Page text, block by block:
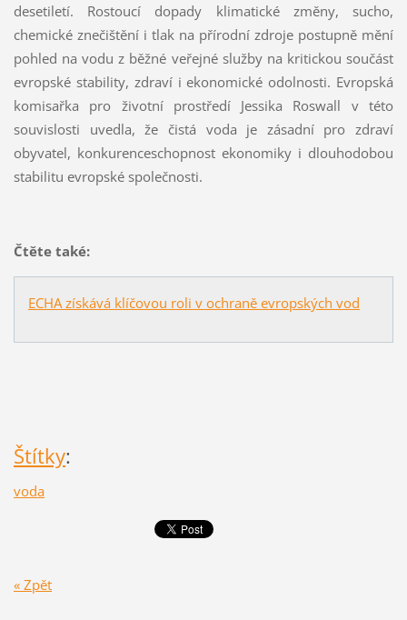
desetiletí. Rostoucí dopady klimatické změny, sucho,
chemické znečištění i tlak na přírodní zdroje postupně mění
pohled na vodu z běžné veřejné služby na kritickou součást
evropské stability, zdraví i ekonomické odolnosti. Evropská
komisařka pro životní prostředí Jessika Roswall v této
souvislosti uvedla, že čistá voda je zásadní pro zdraví
obyvatel, konkurenceschopnost ekonomiky i dlouhodobou
stabilitu evropské společnosti.
Čtěte také:
ECHA získává klíčovou roli v ochraně evropských vod
Štítky:
voda
« Zpět